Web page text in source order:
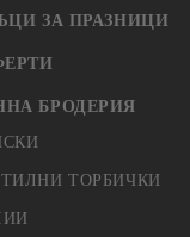
ЗА ПРАЗНИЦИ
БРОДЕРИЯ
ТОРБИЧКИ